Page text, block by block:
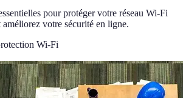
pour protéger votre réseau Wi-Fi
votre sécurité en ligne.
Wi-Fi